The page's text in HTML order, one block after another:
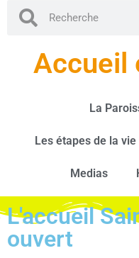
Accueil
La
Les étapes de la vie
Medias
L'accueil
ouvert